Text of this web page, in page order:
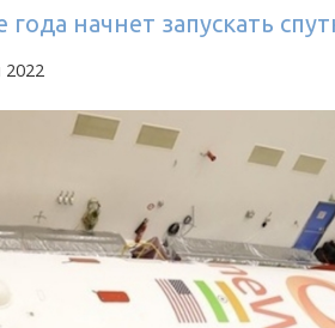
года начнет запускать
2022